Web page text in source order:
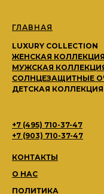
ГЛАВНАЯ
LUXURY COLLECTION
ЖЕНСКАЯ КОЛЛЕКЦИЯ
МУЖСКАЯ
СОЛНЦЕЗАЩИТНЫЕ
ДЕТСКАЯ КОЛЛЕКЦИЯ
+7 (495) 710-37-47
+7 (903) 710-37-47
КОНТАКТЫ
О НАС
ПОЛИТИКА